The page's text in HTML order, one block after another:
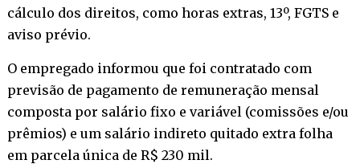
cálculo dos direitos, como horas extras, 13º, FGTS e
aviso prévio.
O empregado informou que foi contratado com
previsão de pagamento de remuneração mensal
composta por salário fixo e variável (comissões e/ou
prêmios) e um salário indireto quitado extra folha
em parcela única de R$ 230 mil.